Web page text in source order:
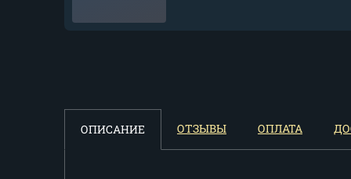
Нож Шеф № 7 сталь 95Х18
рукоять акрил...
ОПИСАНИЕ ОТЗЫВЫ ОПЛАТА